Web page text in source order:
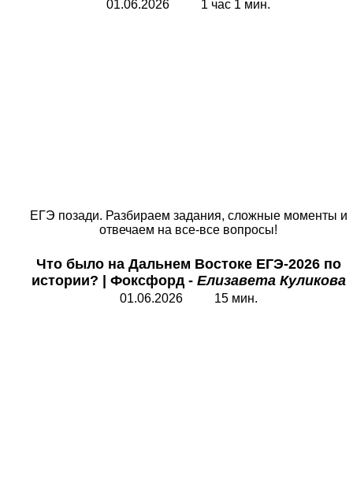
01.06.2026 1 час 1 мин.
ЕГЭ позади. Разбираем задания, сложные моменты и
отвечаем на все-все вопросы!
Что было наДальнем Востоке ЕГЭ-2026 по
истории? | Фоксфорд - Елизавета Куликова
01.06.2026 15 мин.